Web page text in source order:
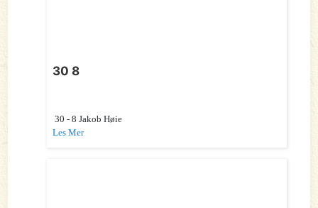
30 8
30 - 8 Jakob Høie
Les Mer